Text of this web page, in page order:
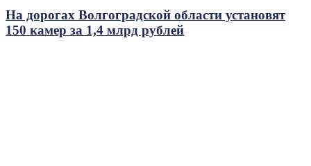
На дорогах Волгоградской области установят
150 камер за 1,4 млрд рублей